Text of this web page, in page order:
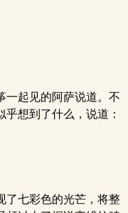
起见的阿萨说道。不
想到了什么，说道：
七彩色的光芒，将整